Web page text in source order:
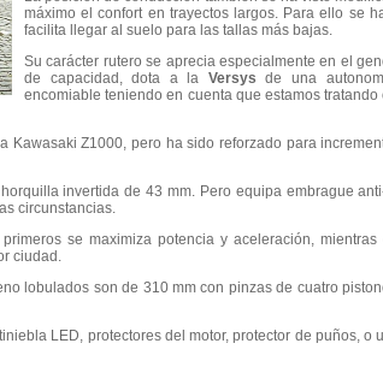
máximo el confort en trayectos largos. Para ello se
facilita llegar al suelo para las tallas más bajas.
Su carácter rutero se aprecia especialmente en el
de capacidad, dota a la Versysde una
encomiable teniendo en cuenta que estamos
Kawasaki Z1000, pero ha sido reforzado para
invertida de 43 mm. Pero equipa embrague
circunstancias.
se maximiza potencia y aceleración,
ciudad.
lobulados son de 310 mm con pinzas de cuatro
LED, protectores del motor, protector de puños,